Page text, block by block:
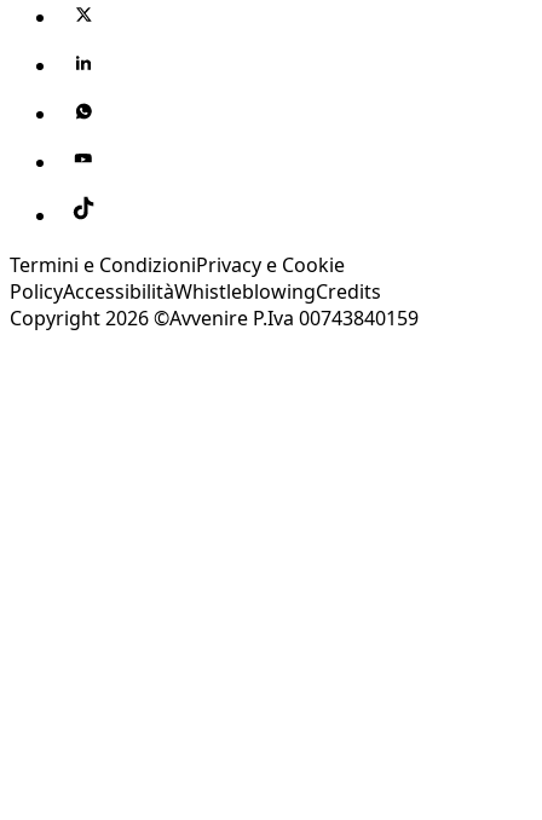
Termini e CondizioniPrivacy e Cookie
PolicyAccessibilitàWhistleblowingCredits
Copyright 2026 ©Avvenire P.Iva 00743840159